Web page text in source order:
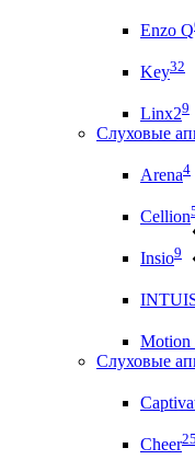
Enzo Q
Key32
Linx29
Слуховые
Arena4
Cellion
Insio9
Motion
Слуховые
Cheer25